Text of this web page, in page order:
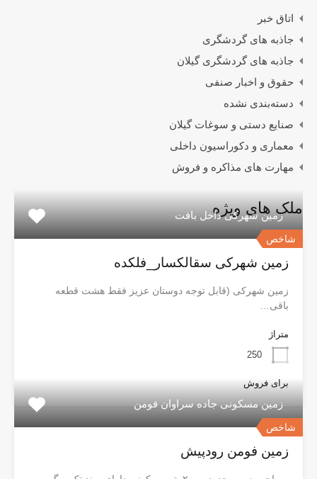
اتاق خبر
جاذبه های گردشگری
جاذبه های گردشگری گیلان
حقوق و اخبار صنفی
دسته‌بندی نشده
صنایع دستی و سوغات گیلان
معماری و دکوراسیون داخلی
مهارت های مذاکره و فروش
ملک های ویژه
شاخص
زمین شهرکی داخل بافت
زمین شهرکی سقالکسار_فلکده
زمین شهرکی (قابل توجه دوستان عزیز فقط هشت قطعه
باقی…
متراژ
250
برای فروش
شاخص
زمین مسکونی جاده سراوان فومن
زمین فومن رودپیش